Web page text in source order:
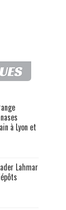
à Lyon et
Lahmar